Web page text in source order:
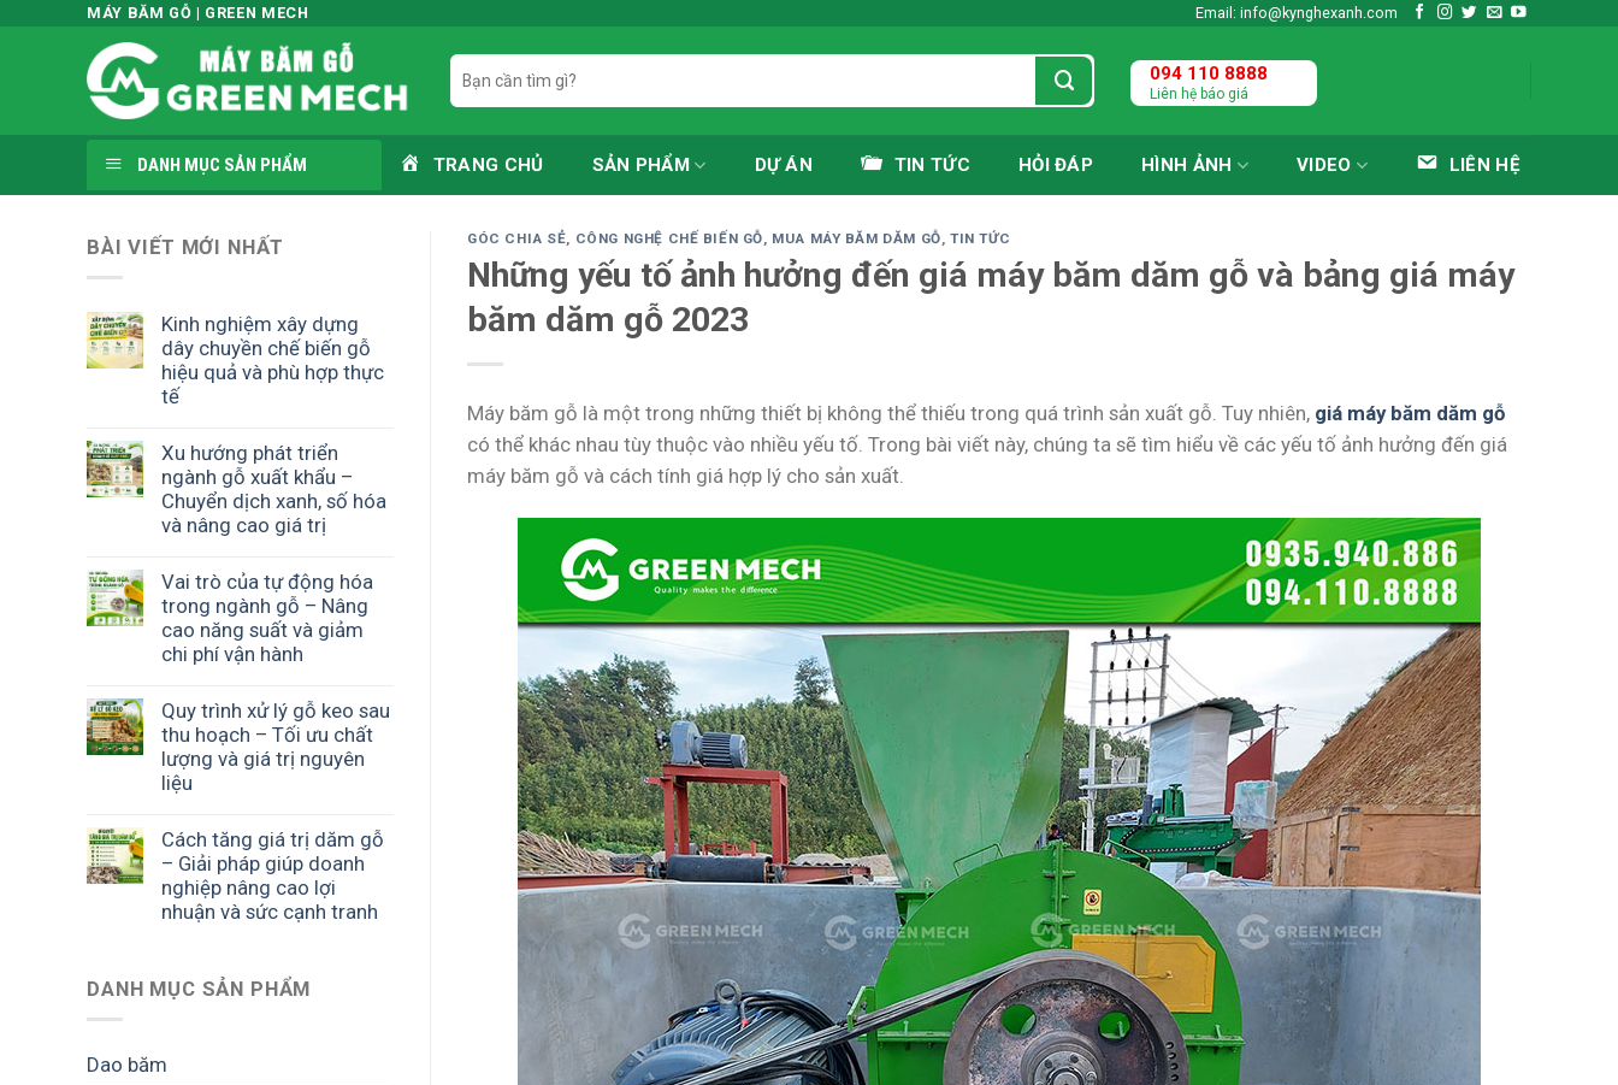
MÁY BĂM GỖ | GREEN MECH Email: info@kynghexanh.com
Tìm
kiếm:
094 110 8888
Liên hệ báo giá
DANH MỤC SẢN PHẨM TRANG CHỦ SẢN PHẨM DỰ ÁN TIN TỨC HỎI ĐÁP HÌNH ẢNH VIDEO LIÊN HỆ
BÀI VIẾT MỚI NHẤT
Kinh nghiệm xây dựng
dây chuyền chế biến gỗ
hiệu quả và phù hợp thực
tế
Xu hướng phát triển
ngành gỗ xuất khẩu –
Chuyển dịch xanh, số hóa
và nâng cao giá trị
Vai trò của tự động hóa
trong ngành gỗ – Nâng
cao năng suất và giảm
chi phí vận hành
Quy trình xử lý gỗ keo sau
thu hoạch – Tối ưu chất
lượng và giá trị nguyên
liệu
Cách tăng giá trị dăm gỗ
– Giải pháp giúp doanh
nghiệp nâng cao lợi
nhuận và sức cạnh tranh
DANH MỤC SẢN PHẨM
Dao băm
GÓC CHIA SẺ, CÔNG NGHỆ CHẾ BIẾN GỖ, MUA MÁY BĂM DĂM GỖ, TIN TỨC
Những yếu tố ảnh hưởng đến giá máy băm dăm gỗ và bảng giá máy
băm dăm gỗ 2023
Máy băm gỗ là một trong những thiết bị không thể thiếu trong quá trình sản xuất gỗ. Tuy nhiên, giá máy băm dăm gỗ
có thể khác nhau tùy thuộc vào nhiều yếu tố. Trong bài viết này, chúng ta sẽ tìm hiểu về các yếu tố ảnh hưởng đến giá
máy băm gỗ và cách tính giá hợp lý cho sản xuất.